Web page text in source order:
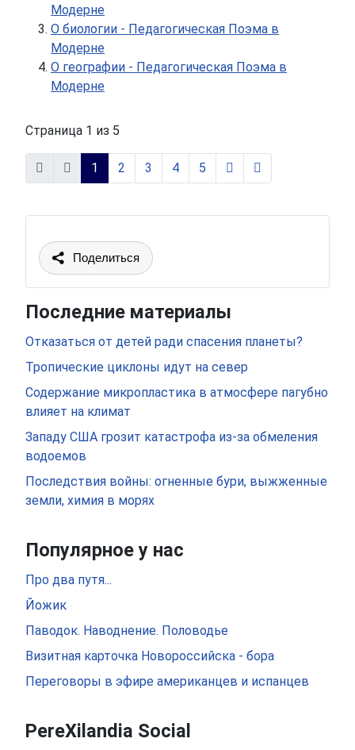
Модерне
О биологии - Педагогическая Поэма в
Модерне
О географии - Педагогическая Поэма в
Модерне
Страница 1 из 5
1 2 3 4 5
Поделиться
Последние материалы
Отказаться от детей ради спасения планеты?
Тропические циклоны идут на север
Содержание микропластика в атмосфере пагубно
влияет на климат
Западу США грозит катастрофа из-за обмеления
водоемов
Последствия войны: огненные бури, выжженные
земли, химия в морях
Популярное у нас
Про два путя...
Йожик
Паводок. Наводнение. Половодье
Визитная карточка Новороссийска - бора
Переговоры в эфире американцев и испанцев
PereXilandia Social